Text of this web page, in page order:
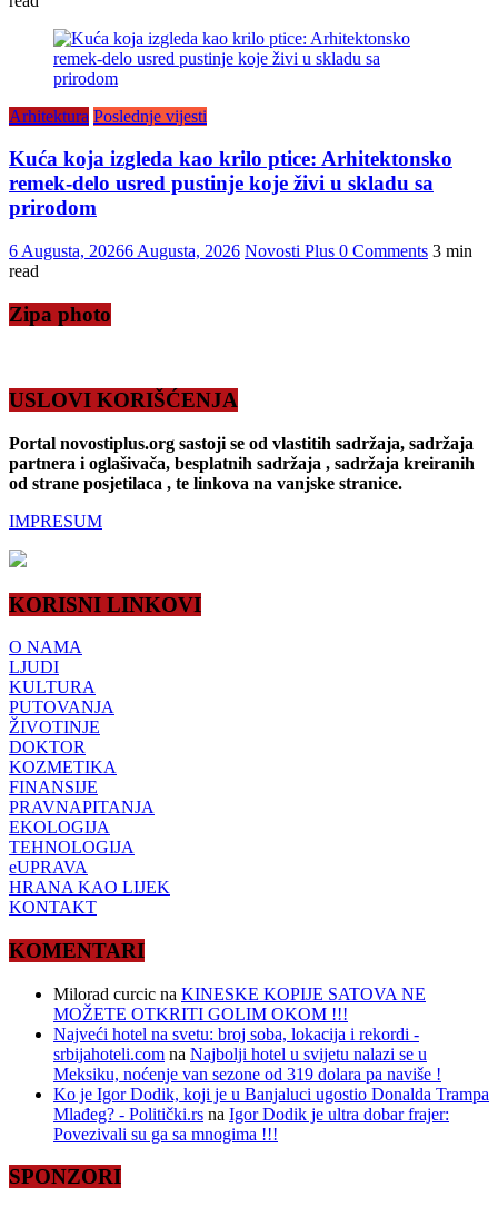
Arhitektura Poslednje vijesti
Kuća koja izgleda kao krilo ptice: Arhitektonsko
remek-delo usred pustinje koje živi u skladu sa
prirodom
6 Augusta, 20266 Augusta, 2026 Novosti Plus 0 Comments 3 min
read
Zipa photo
USLOVI KORIŠĆENJA
Portal novostiplus.org sastoji se od vlastitih sadržaja, sadržaja
partnera i oglašivača, besplatnih sadržaja , sadržaja kreiranih
od strane posjetilaca , te linkova na vanjske stranice.
IMPRESUM
KORISNI LINKOVI
O NAMA
LJUDI
KULTURA
PUTOVANJA
ŽIVOTINJE
DOKTOR
KOZMETIKA
FINANSIJE
PRAVNAPITANJA
EKOLOGIJA
TEHNOLOGIJA
eUPRAVA
HRANA KAO LIJEK
KONTAKT
KOMENTARI
Milorad curcic na KINESKE KOPIJE SATOVA NE
MOŽETE OTKRITI GOLIM OKOM !!!
Najveći hotel na svetu: broj soba, lokacija i rekordi -
srbijahoteli.com na Najbolji hotel u svijetu nalazi se u
Meksiku, noćenje van sezone od 319 dolara pa naviše !
Ko je Igor Dodik, koji je u Banjaluci ugostio Donalda Trampa
Mlađeg? - Politički.rs na Igor Dodik je ultra dobar frajer:
Povezivali su ga sa mnogima !!!
SPONZORI